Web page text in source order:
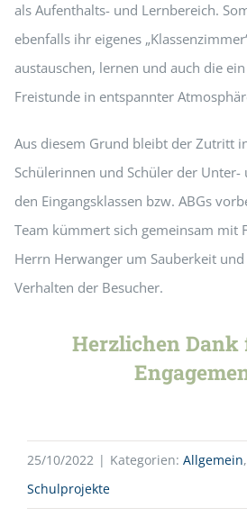
als Aufenthalts- und Lernbereich.
ebenfalls ihr eigenes
austauschen, lernen und auch die
Freistunde in entspannter
Aus diesem Grund bleibt der Zutritt
Schülerinnen und Schüler der
den Eingangsklassen bzw. ABGs
Team kümmert sich gemeinsam mit
Herrn Herwanger um Sauberkeit und
Verhalten der Besucher.
Herzlichen Dank
25/10/2022 | Kategorien: Allgemein,
Schulprojekte